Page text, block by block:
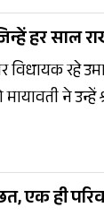
शामिल होंगे.
मंदिर में
हर साल
विधायक रहे
ने उन्हें
के लिए
एक ही